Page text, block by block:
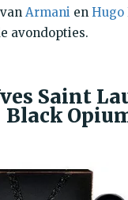
Armani en Hugo
avondopties.
Saint
Black